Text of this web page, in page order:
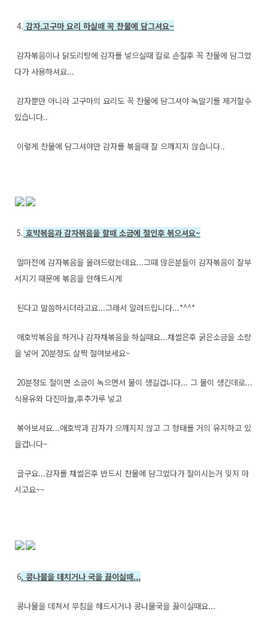
4. 감자.고구마 요리 하실때 꼭 찬물에 담그셔요~
감자볶음이나 닭도리탕에 감자를 넣으실때 칼로 손질후 꼭 찬물에 담그었
다가 사용하셔요...
감자뿐만 아니라 고구마의 요리도 꼭 찬물에 담그셔야 녹말기를 제거할수
있습니다..
이렇게 찬물에 담그셔야만 감자를 볶을때 잘 으깨지지 않습니다..
5. 호박볶음과 감자볶음을 할때 소금에 절인후 볶으셔요~
얼마전에 감자볶음을 올려드렸는데요...그때 많은분들이 감자볶음이 잘부
서지기 때문에 볶음을 안해드시게
된다고 말씀하시더라고요...그래서 알려드립니다...*^^*
애호박볶음을 하거나 감자채볶음을 하실때요...채썰은후 굵은소금을 소량
을 넣어 20분정도 살짝 절여보세요~
20분정도 절이면 소금이 녹으면서 물이 생길겁니다... 그 물이 생긴데로...
식용유와 다진마늘,후추가루 넣고
볶아보셔요...애호박과 감자가 으깨지지 않고 그 형태를 거의 유지하고 있
을겁니다~
글구요...감자를 채썰은후 반드시 찬물에 담그었다가 절이시는거 잊지 마
시고요~~
6. 콩나물을 데치거나 국을 끓이실때...
콩나물을 데쳐서 무침을 해드시거나 콩나물국을 끓이실때요...